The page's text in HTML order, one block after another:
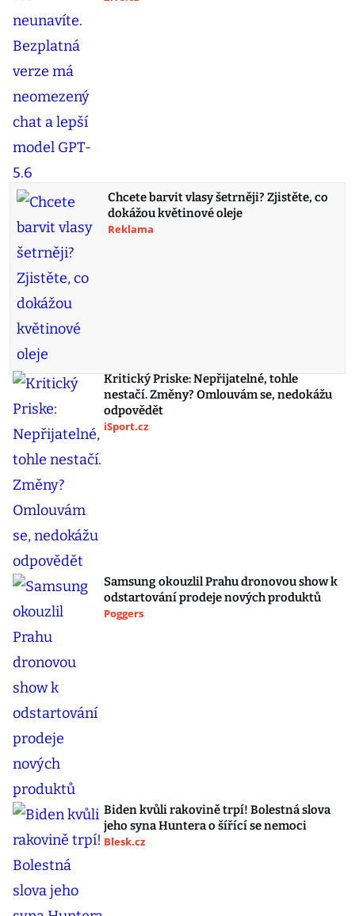
Chcete barvit vlasy šetrněji? Zjistěte, co
dokážou květinové oleje
Reklama
Kritický Priske: Nepřijatelné, tohle
nestačí. Změny? Omlouvám se, nedokážu
odpovědět
iSport.cz
Samsung okouzlil Prahu dronovou show k
odstartování prodeje nových produktů
Poggers
Biden kvůli rakovině trpí! Bolestná slova
jeho syna Huntera o šířící se nemoci
Blesk.cz